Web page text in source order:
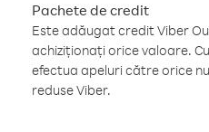
Pachete de credit
Este adăugat credit Viber
achiziționați orice valoare.
efectua apeluri către orice
reduse Viber.